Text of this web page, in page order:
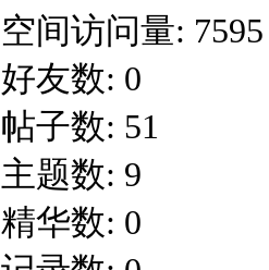
空间访问量: 7595
好友数: 0
帖子数: 51
主题数: 9
精华数: 0